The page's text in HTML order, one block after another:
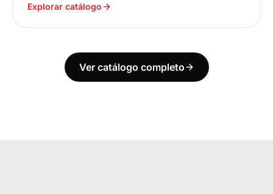
Explorar catálogo
Ver catálogo completo